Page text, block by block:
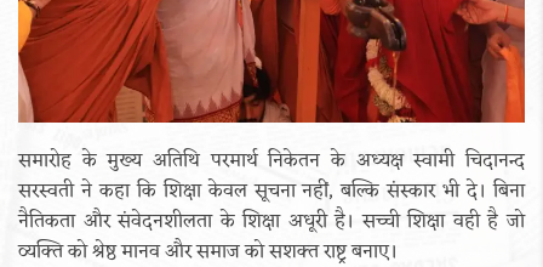
समारोह के मुख्य अतिथि परमार्थ निकेतन के अध्यक्ष स्वामी चिदानन्द
सरस्वती ने कहा कि शिक्षा केवल सूचना नहीं, बल्कि संस्कार भी दे। बिना
नैतिकता और संवेदनशीलता के शिक्षा अधूरी है। सच्ची शिक्षा वही है जो
व्यक्ति को श्रेष्ठ मानव और समाज को सशक्त राष्ट्र बनाए।